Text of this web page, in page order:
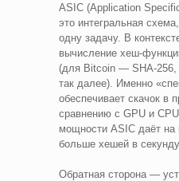
ASIC (Application
это интегральная
одну задачу. В
вычисление хеш-
(для Bitcoin — SHA-
так далее). Именно
обеспечивает скачок в
сравнению с GPU и
мощности ASIC даёт на
больше хешей в секунду.
Обратная сторона —